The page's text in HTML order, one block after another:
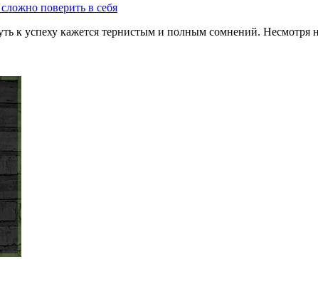
к успеху кажется тернистым и полным сомнений. Несмотря